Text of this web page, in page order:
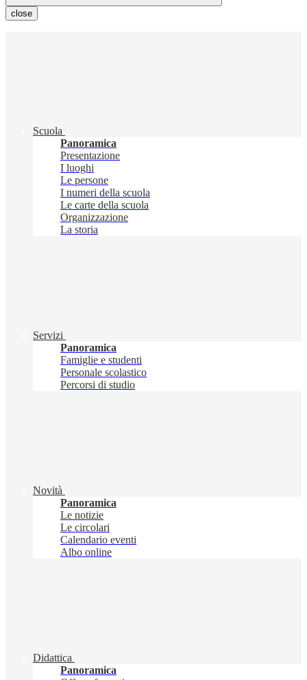
close
Scuola
Panoramica
Presentazione
I luoghi
Le persone
I numeri della scuola
Le carte della scuola
Organizzazione
La storia
Servizi
Panoramica
Famiglie e studenti
Personale scolastico
Percorsi di studio
Novità
Panoramica
Le notizie
Le circolari
Calendario eventi
Albo online
Didattica
Panoramica